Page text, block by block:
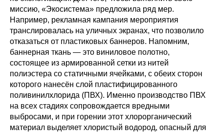
миссию, «Экосистема» предложила ряд мер.
Например, рекламная кампания мероприятия
транслировалась на уличных экранах, что позволило
отказаться от пластиковых баннеров. Напомним,
баннерная ткань — это виниловое полотно,
состоящее из армированной сетки из нитей
полиэстера со статичными ячейками, с обеих сторон
которого нанесён слой пластифицированного
поливинилхлорида (ПВХ). Именно производство ПВХ
на всех стадиях сопровождается вредными
выбросами, и при горении этот хлорорганический
материал выделяет хлористый водород, опасный для